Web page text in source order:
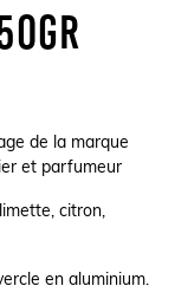
de la marque
et parfumeur
citron,
en aluminium.